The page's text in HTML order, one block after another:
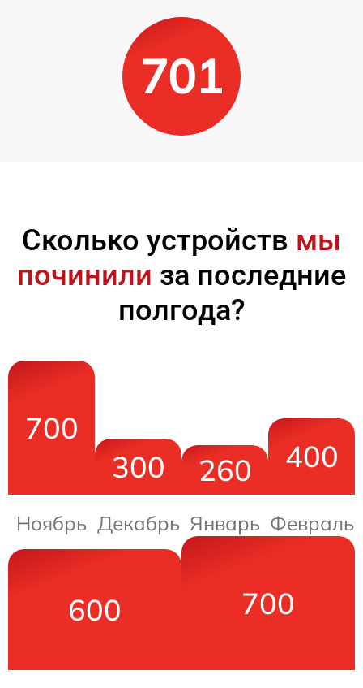
701
Сколько устройств мы
починили за последние
полгода?
700
Ноябрь
300
Декабрь
260
Январь
400
Февраль
600 700